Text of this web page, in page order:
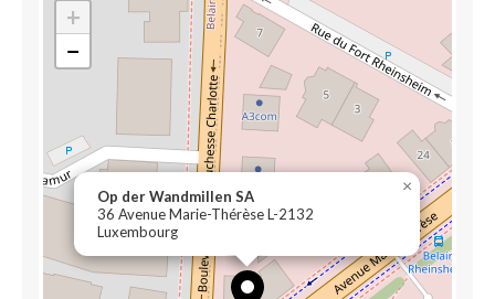
Op der Wandmillen SA
36 Avenue Marie-Thérèse L-2132
Luxembourg
×
+
−